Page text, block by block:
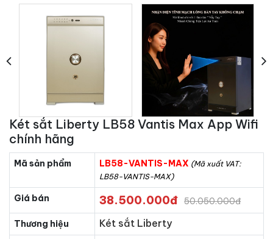
Két sắt Liberty LB58 Vantis Max App Wifi
chính hãng
Mã sản phẩm LB58-VANTIS-MAX (Mã xuất VAT:
LB58-VANTIS-MAX)
Giá bán 38.500.000đ 50.050.000đ
Thương hiệu Két sắt Liberty